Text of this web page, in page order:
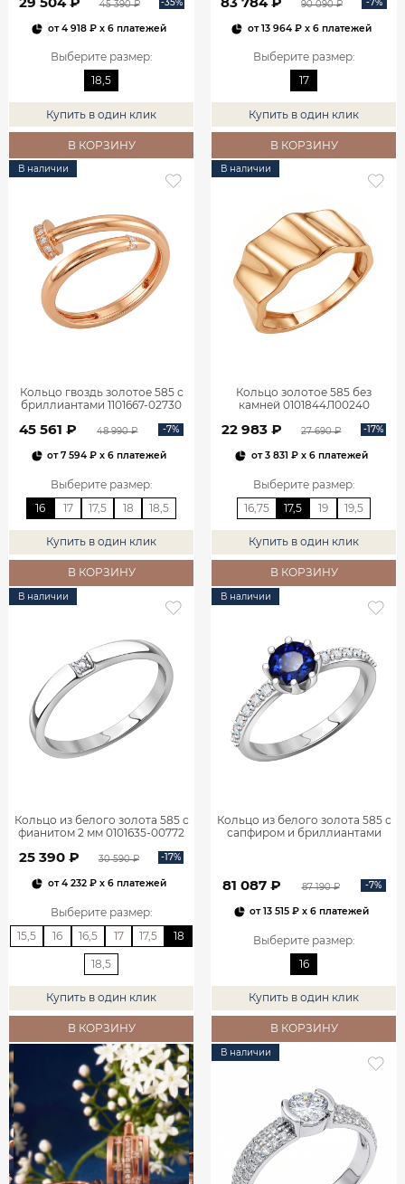
45 390 ₽
от4 918 ₽x 6 платежей
Выберите размер:
18,5
Купить в один клик
В КОРЗИНУ
90 090 ₽
от13 964 ₽x 6 платежей
Выберите размер:
17
Купить в один клик
В КОРЗИНУ
В наличии
Кольцо гвоздь золотое 585 с
бриллиантами 1101667-02730
45 561 ₽ 48 990 ₽ -7%
от7 594 ₽ x 6 платежей
Выберите размер:
16
17 17,5 18 18,5
Купить в один клик
В КОРЗИНУ
В наличии
Кольцо золотое 585 без
камней 0101844Л00240
22 983 ₽ 27 690 ₽ -17%
от3 831 ₽x 6 платежей
Выберите размер:
16,75
17,5 19 19,5
Купить в один клик
В КОРЗИНУ
В наличии
Кольцо из белого золота 585 с
фианитом 2 мм 0101635-00772
25 390 ₽ 30 590 ₽ -17%
от4 232 ₽x 6 платежей
Выберите размер:
15,5
16 16,5 17 17,5 18
18,5
Купить в один клик
В КОРЗИНУ
В наличии
Кольцо из белого золота 585 с
сапфиром и бриллиантами
81 087 ₽ 87 190 ₽ -7%
от13 515 ₽ x 6 платежей
Выберите размер:
16
Купить в один клик
В КОРЗИНУ
В наличии